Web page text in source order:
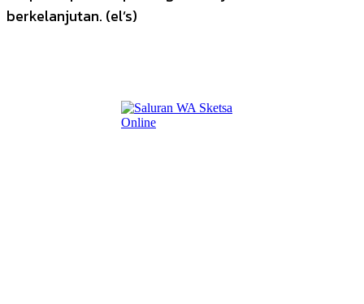
berkelanjutan. (el’s)